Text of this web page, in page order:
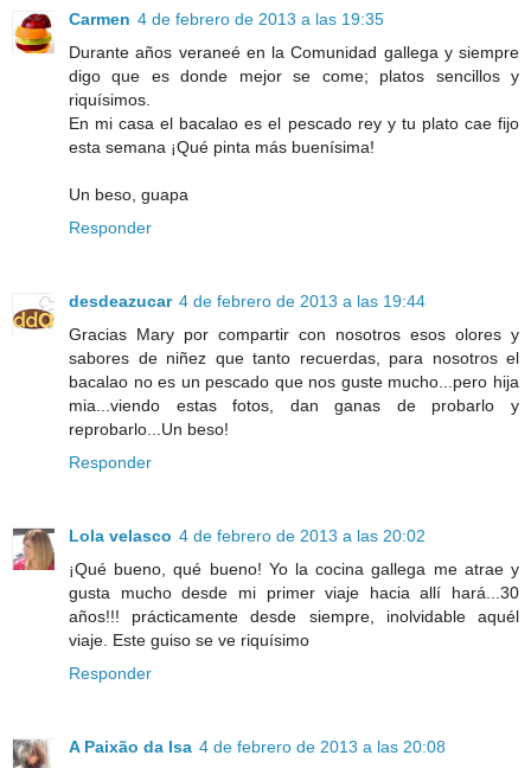
Carmen 4 de febrero de 2013 a las 19:35
Durante años veraneé en la Comunidad gallega y siempre
digo que es donde mejor se come; platos sencillos y
riquísimos.
En mi casa el bacalao es el pescado rey y tu plato cae fijo
esta semana ¡Qué pinta más buenísima!
Un beso, guapa
Responder
desdeazucar 4 de febrero de 2013 a las 19:44
Gracias Mary por compartir con nosotros esos olores y
sabores de niñez que tanto recuerdas, para nosotros el
bacalao no es un pescado que nos guste mucho...pero hija
mia...viendo estas fotos, dan ganas de probarlo y
reprobarlo...Un beso!
Responder
Lola velasco 4 de febrero de 2013 a las 20:02
¡Qué bueno, qué bueno! Yo la cocina gallega me atrae y
gusta mucho desde mi primer viaje hacia allí hará...30
años!!! prácticamente desde siempre, inolvidable aquél
viaje. Este guiso se ve riquísimo
Responder
A Paixão da Isa 4 de febrero de 2013 a las 20:08